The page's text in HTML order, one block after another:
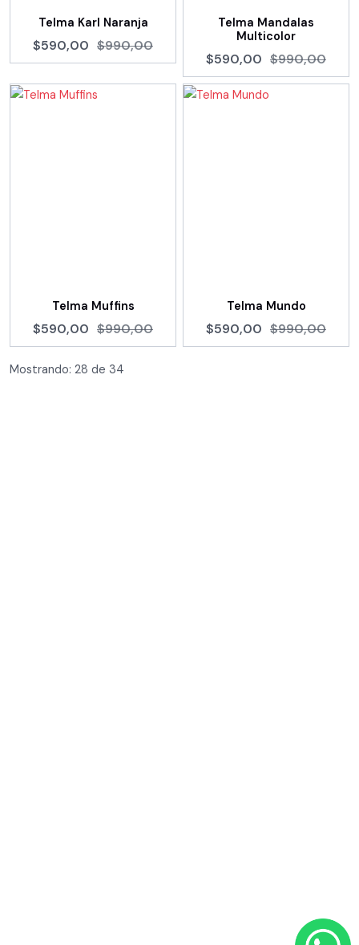
Telma Karl Naranja
$590,00 $990,00
Telma Mandalas
Multicolor
$590,00 $990,00
Telma Muffins
$590,00 $990,00
Telma Mundo
$590,00 $990,00
Mostrando: 28 de 34